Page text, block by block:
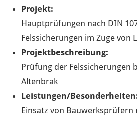
Projekt:
Hauptprüfungen nach DIN
Felssicherungen im Zuge von
Projektbeschreibung:
Prüfung der Felssicherungen
Altenbrak
Leistungen/Besonderheiten:
Einsatz von Bauwerksprüfern